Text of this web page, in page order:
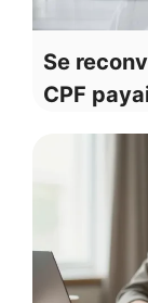
Se
CPF